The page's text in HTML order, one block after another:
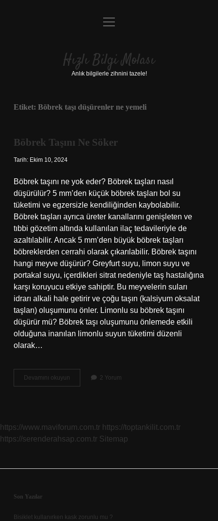
Anasayfa
Yasal Uyarı
menüyü
Hızlı Bilgi Molası
Anlık bilgilerle zihnini tazele!
Etiket: Böbrek taşı düşürenler ne yemeli
Böbrek Taşını Ne Söker
Tarih: Ekim 10, 2024
Böbrek taşını ne yok eder? Böbrek taşları nasıl
düşürülür? 5 mm’den küçük böbrek taşları bol su
tüketimi ve egzersizle kendiliğinden kaybolabilir.
Böbrek taşları ayrıca üreter kanallarını genişleten ve
tıbbi gözetim altında kullanılan ilaç tedavileriyle de
azaltılabilir. Ancak 5 mm’den büyük böbrek taşları
böbreklerden cerrahi olarak çıkarılabilir. Böbrek taşını
hangi meyve düşürür? Greyfurt suyu, limon suyu ve
portakal suyu, içerdikleri sitrat nedeniyle taş hastalığına
karşı koruyucu etkiye sahiptir. Bu meyvelerin suları
idrarı alkali hale getirir ve çoğu taşın (kalsiyum oksalat
taşları) oluşumunu önler. Limonlu su böbrek taşını
düşürür mü? Böbrek taşı oluşumunu önlemede etkili
olduğuna inanılan limonlu suyun tüketimi düzenli
olarak…
Devamını okuyun
Taşını
2 Yorum
https://www.maviforum.com.tr https://toptankilit.com.tr
https://serenderahsap.com.tr Sitemap
Sidebar
Son Yazılar
Bisiklet kullanırken kask zorunlu mu ?